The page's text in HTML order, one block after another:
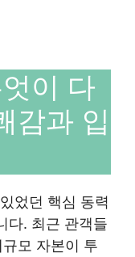
이 다
감과 입
있었던 핵심 동력
다. 최근 관객들
모 자본이 투